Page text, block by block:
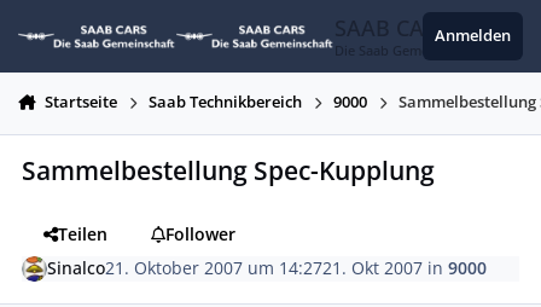
SAAB CARS
Die Saab Gemeinschaft
Anmelden
Startseite Saab Technikbereich 9000 Sammelbestellung
Sammelbestellung Spec-Kupplung
Teilen
Follower
Sinalco21. Oktober 2007 um 14:2721. Okt 2007 in9000